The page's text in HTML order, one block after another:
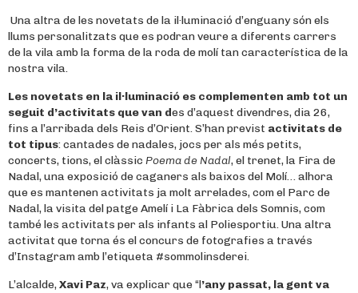
Una altra de les novetats de la il·luminació d’enguany són els
llums personalitzats que es podran veure a diferents carrers
de la vila amb la forma de la roda de molí tan característica de la
nostra vila.
Les novetats en la il·luminació es complementen amb tot un
seguit d’activitats que van des d’aquest divendres, dia 26,
fins a l’arribada dels Reis d’Orient. S’han previst activitats de
tot tipus: cantades de nadales, jocs per als més petits,
concerts, tions, el clàssic Poema de Nadal, el trenet, la Fira de
Nadal, una exposició de caganers als baixos del Molí… alhora
que es mantenen activitats ja molt arrelades, com el Parc de
Nadal, la visita del patge Amelí i La Fàbrica dels Somnis, com
també les activitats per als infants al Poliesportiu. Una altra
activitat que torna és el concurs de fotografies a través
d’Instagram amb l’etiqueta #sommolinsderei.
L’alcalde,Xavi Paz, va explicar que “l’any passat, la gent va